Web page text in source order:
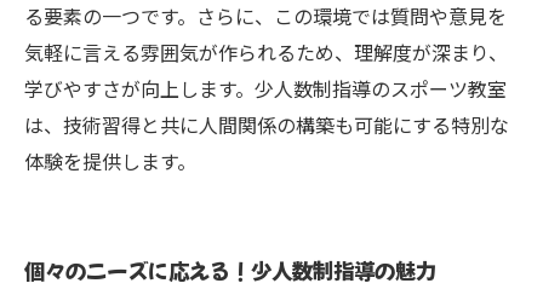
る要素の一つです。さらに、この環境では質問や意見を
気軽に言える雰囲気が作られるため、理解度が深まり、
学びやすさが向上します。少人数制指導のスポーツ教室
は、技術習得と共に人間関係の構築も可能にする特別な
体験を提供します。
個々のニーズに応える！少人数制指導の魅力